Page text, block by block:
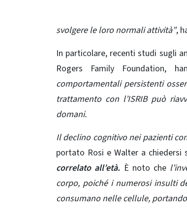
svolgere le loro normali attività”,
In particolare, recenti studi sugli
Rogers Family Foundation,
comportamentali persistenti
trattamento con l’ISRIB può
domani.
Il declino cognitivo nei pazienti
portato Rosi e Walter a chiedersi
correlato all’età. È noto che
corpo, poiché i numerosi insulti
consumano nelle cellule,